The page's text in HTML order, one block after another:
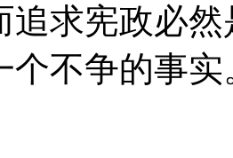
追求宪政必
个不争的事实